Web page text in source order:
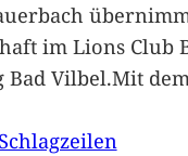
im Lions Club
Bad Vilbel.Mit
Schlagzeilen